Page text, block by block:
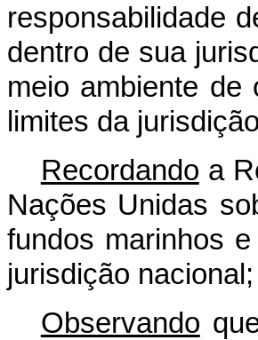
responsabilidade
dentro de sua
meio ambiente
limites da
Recordando a
Nações Unidas
fundos marinhos
jurisdição nacional;
Observando